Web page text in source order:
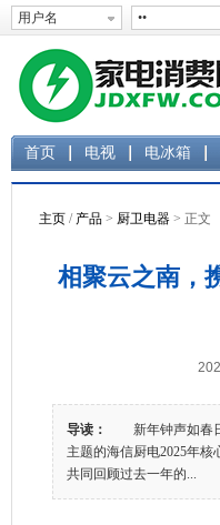
首页 电视 电冰箱
主页 / 产品 > 厨卫电器 > 正文
相聚云之南，
导读：
新年钟声如春日
主题的海信厨电2025年
共同回顾过去一年的...